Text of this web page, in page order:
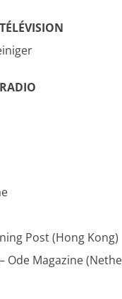
Post (Hong Kong)
Ode Magazine